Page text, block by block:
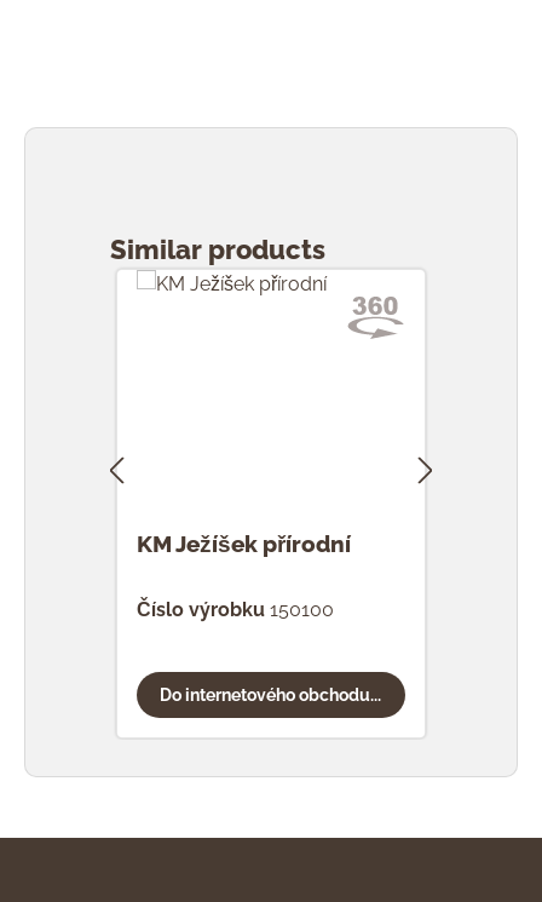
Similar products
KM Ježíšek přírodní
Číslo výrobku 150100
Do internetového obchodu...